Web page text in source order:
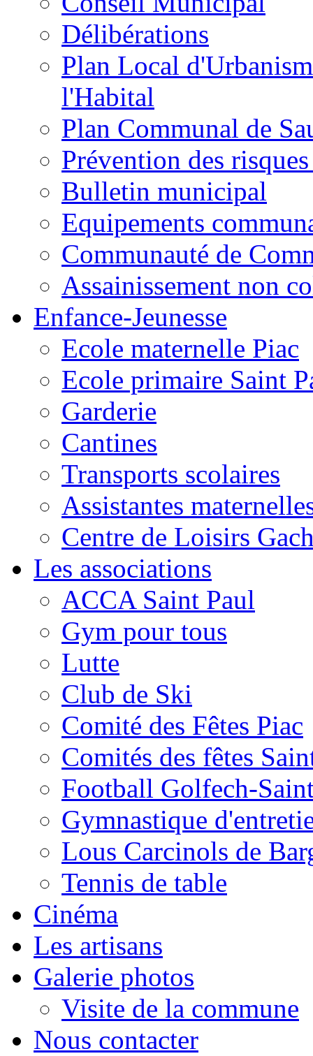
Délibérations
Plan Local
l'Habital
Plan Communal de
Prévention des
Bulletin municipal
Equipements
Communauté de
Assainissement non
Enfance-Jeunesse
Ecole maternelle Piac
Ecole primaire Saint
Garderie
Cantines
Transports scolaires
Assistantes
Centre de Loisirs
Les associations
ACCA Saint Paul
Gym pour tous
Lutte
Club de Ski
Comité des Fêtes Piac
Comités des fêtes
Football Golfech-
Gymnastique
Lous Carcinols de
Tennis de table
Cinéma
Les artisans
Galerie photos
Visite de la commune
Nous contacter